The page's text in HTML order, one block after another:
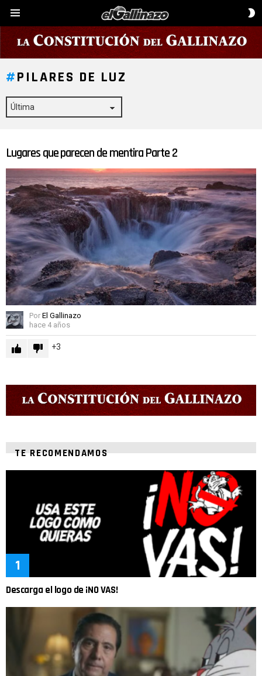
PILARES DE LUZ
ÚLTIMAS
HISTORIAS
Lugares que parecen de mentira Parte 2
Por El Gallinazo
hace 4 años
3
TE RECOMENDAMOS
Descarga el logo de ¡NO VAS!